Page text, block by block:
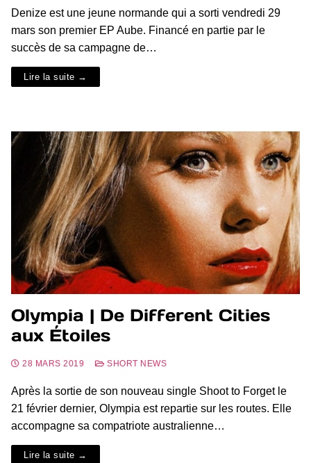
Denize est une jeune normande qui a sorti vendredi 29
mars son premier EP Aube. Financé en partie par le
succès de sa campagne de…
Lire la suite →
Olympia | De Different Cities
aux Étoiles
28 MARS 2019 SHORT NEWS
Après la sortie de son nouveau single Shoot to Forget le
21 février dernier, Olympia est repartie sur les routes. Elle
accompagne sa compatriote australienne…
Lire la suite →